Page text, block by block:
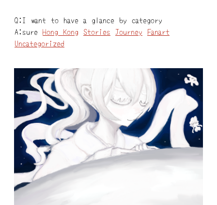
Q:I want to have a glance by category
A:sure Hong Kong Stories Journey Fanart
Uncategorized